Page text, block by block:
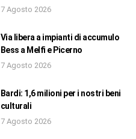
7 Agosto 2026
Via libera a impianti di accumulo
Bess a Melfi e Picerno
7 Agosto 2026
Bardi: 1,6 milioni per i nostri beni
culturali
7 Agosto 2026